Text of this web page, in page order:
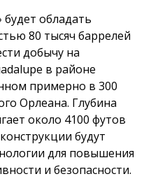
будет обладать
80 тысяч баррелей
добычу на
в районе
примерно в 300
Орлеана. Глубина
около 4100 футов
будут
для повышения
и безопасности.